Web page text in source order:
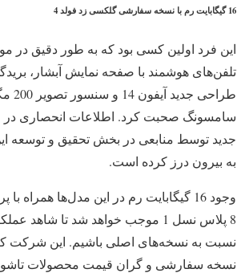
16 گیگابایت رم با نسخه سفارشی گلکسی زد فولد 4
این فرد اولین کسی بود که به طور دقیق در
طراحی
سامسونگ صحبت کرد. اطلاعات انحصاری
جدید توسط منابعی در بخش تحقیق و توسعه
به بیرون درز کرده است.
وجود 16 گیگابایت رم در این مدل‌ها همراه
8 پلاس نسل 1 موجب خواهد شد تا شاهد
نسبت به نسخه‌های اصلی باشیم. این شرکت
نسخه سفارشی و گران قیمت محصولات تاشو